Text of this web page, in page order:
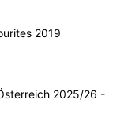
2019
2025/26 -